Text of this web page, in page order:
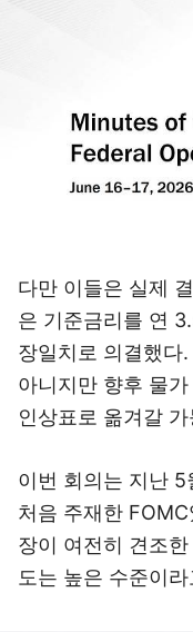
다만 이들은 실제
은 기준금리를 연
장일치로 의결했다
아니지만 향후 물
인상표로 옮겨갈
이번 회의는 지난 5
처음 주재한
장이 여전히 견조
도는 높은 수준이